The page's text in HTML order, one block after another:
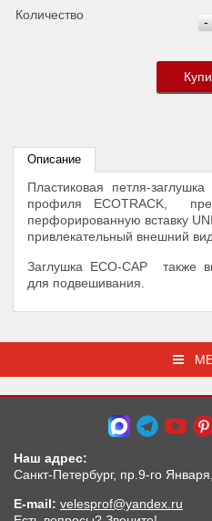
Количество -
Описание
Пластиковая петля-
профиля ECOTRACK,
перфорированную вставку
привлекательный внешний вид.
Заглушка ECO-CAP также
для подвешивания.
Наш адрес:
Санкт-Петербург, пр.9-го
E-mail: velesprof@yandex.ru